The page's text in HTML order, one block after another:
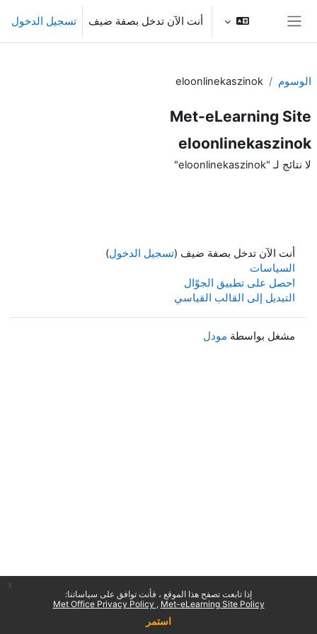
تخطى إلى المحتوى الرئيسي
إذا تابعت تصفح هذا الموقع ، فأنت توافق على سياساتنا:
Met Office Privacy Policy
Met-eLearning Site Policy
استمر
أنت الآن تدخل بصفة ضيف تسجيل الدخول
الوسوم eloonlinekaszinok
Met-eLearning Site
eloonlinekaszinok
لا نتائج لـ "eloonlinekaszinok"
أنت الآن تدخل بصفة ضيف (تسجيل الدخول)
السياسات
احصل على تطبيق الجوّال
التبديل إلى القالب القياسي
مشغل بواسطة مودل